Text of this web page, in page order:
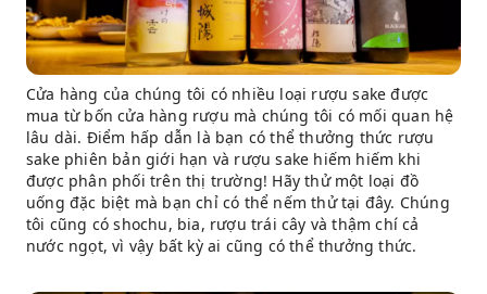
Cửa hàng của chúng tôi có nhiều loại rượu sake được
mua từ bốn cửa hàng rượu mà chúng tôi có mối quan hệ
lâu dài. Điểm hấp dẫn là bạn có thể thưởng thức rượu
sake phiên bản giới hạn và rượu sake hiếm hiếm khi
được phân phối trên thị trường! Hãy thử một loại đồ
uống đặc biệt mà bạn chỉ có thể nếm thử tại đây. Chúng
tôi cũng có shochu, bia, rượu trái cây và thậm chí cả
nước ngọt, vì vậy bất kỳ ai cũng có thể thưởng thức.